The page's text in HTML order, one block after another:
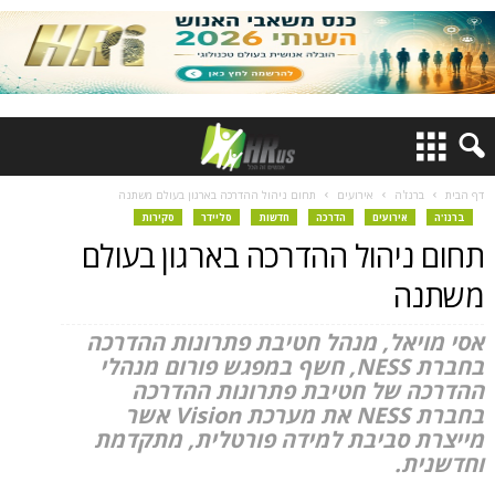
דף הבית ברנז'ה אירועים תחום ניהול ההדרכה בארגון בעולם משתנה
ברנז'ה אירועים הדרכה חדשות סליידר סקירות
תחום ניהול ההדרכה בארגון בעולם
משתנה
אסי מויאל, מנהל חטיבת פתרונות ההדרכה
בחברת NESS, חשף במפגש פורום מנהלי
ההדרכה של חטיבת פתרונות ההדרכה
בחברת NESS את מערכת Vision אשר
מייצרת סביבת למידה פורטלית, מתקדמת
וחדשנית.